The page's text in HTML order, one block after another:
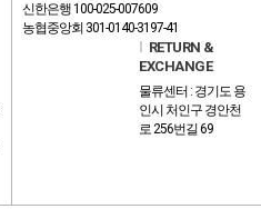
신한은행 100-025-007609
농협중앙회 301-0140-3197-41
RETURN &
EXCHANGE
물류센터 : 경기도 용
인시 처인구 경안천
로 256번길 69